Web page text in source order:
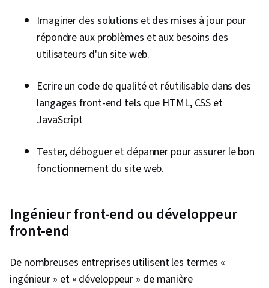
Développement d'applications, Flux de
données, Environnement de développement,
Validation des données, Animations, Côté
Compatibilité des navigateurs, Gestion des
fichiers, Interface de ligne de commande, Linux,
Développement de logiciels, Version du
logiciel, Logiciel de collaboration, Commandes
Imaginer des solutions et des mises à jour pour
répondre aux problèmes et aux besoins des
utilisateurs d'un site web.
Ecrire un code de qualité et réutilisable dans des
langages front-end tels que HTML, CSS et
JavaScript
Tester, déboguer et dépanner pour assurer le bon
fonctionnement du site web.
Ingénieur front-end ou développeur
front-end
De nombreuses entreprises utilisent les termes «
ingénieur » et « développeur » de manière